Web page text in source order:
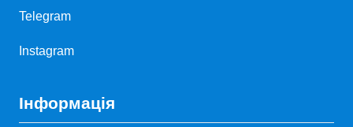
Telegram
Instagram
Інформація